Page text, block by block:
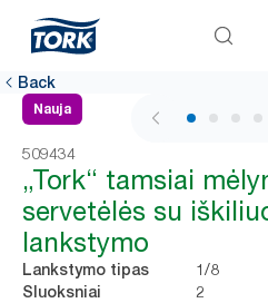
Back
Nauja
1 / 4
509434
„Tork“ tamsiai
servetėlės su
lankstymo
Lankstymo tipas 1/8
Sluoksniai 2